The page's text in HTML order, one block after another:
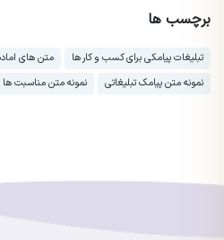
برچسب ها
تبلیغات پیامکی برای کسب و کار ها
متن های
نمونه متن پیامک تبلیغاتی
نمونه متن مناسبت ها